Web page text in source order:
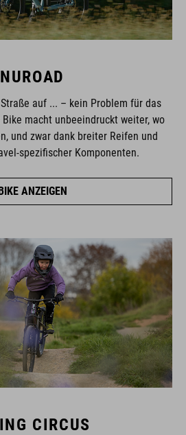
NUROAD
auf ... – kein Problem für das
Bike macht unbeeindruckt weiter, wo
und zwar dank breiter Reifen und
spezifischer Komponenten.
BIKE ANZEIGEN
CIRCUS